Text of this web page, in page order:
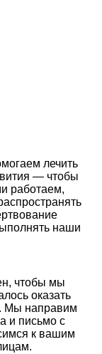
лечить
— чтобы
работаем,
наши
чтобы мы
оказать
Мы направим
и письмо с
к вашим